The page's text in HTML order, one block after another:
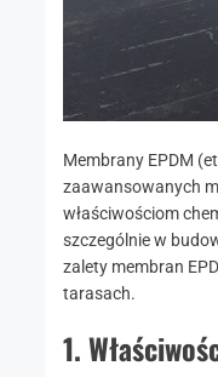
Membrany EPDM
zaawansowanych
właściwościom
szczególnie w
zalety membran
tarasach.
1.